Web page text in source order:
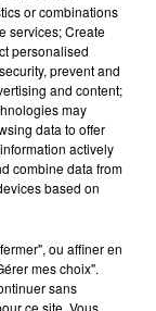
Ca Fait Mal
or combinations
services; Create
personalised
prevent and
and content;
may
data to offer
actively
combine data from
based on
ou affiner en
mes choix".
sans
ce site. Vous